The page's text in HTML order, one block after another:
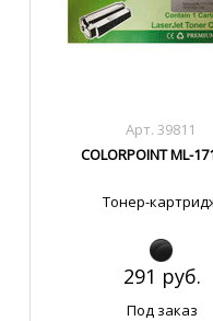
Арт. 39811
COLORPOINT ML-
Тонер-
291 руб.
Под заказ